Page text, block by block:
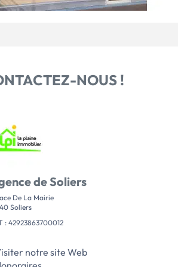
NOUS !
de Soliers
De La Mairie
Soliers
: 42923863700012
notre site Web